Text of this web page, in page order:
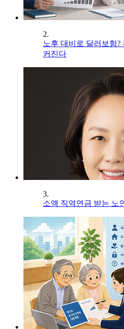
2.
노후 대비로 달러보험
커진다
3.
소액 직역연금 받는 노